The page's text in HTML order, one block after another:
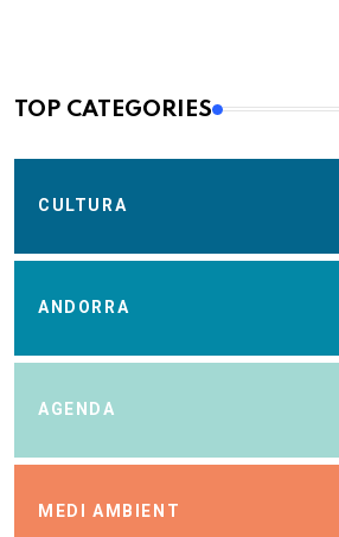
TOP CATEGORIES
CULTURA
ANDORRA
AGENDA
MEDI AMBIENT